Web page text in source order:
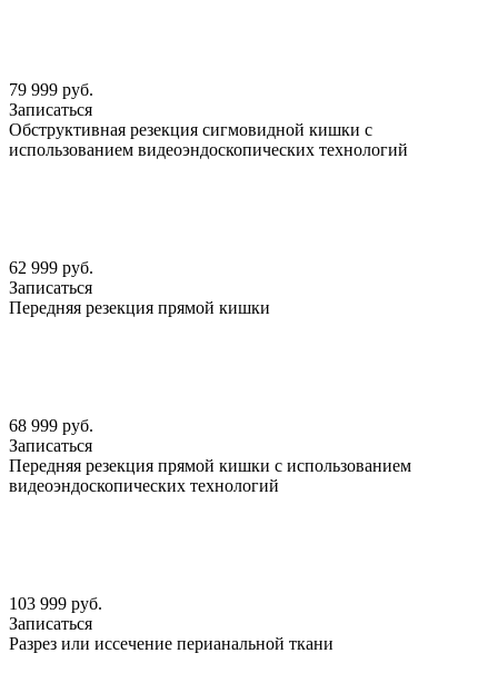
79 999 руб.
Записаться
Обструктивная резекция сигмовидной кишки с
использованием видеоэндоскопических технологий
62 999 руб.
Записаться
Передняя резекция прямой кишки
68 999 руб.
Записаться
Передняя резекция прямой кишки с использованием
видеоэндоскопических технологий
103 999 руб.
Записаться
Разрез или иссечение перианальной ткани